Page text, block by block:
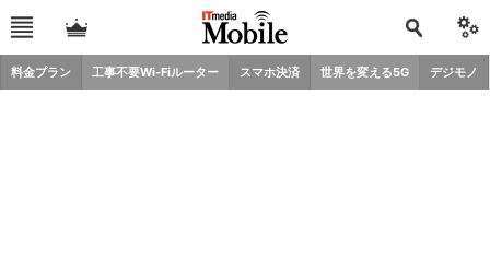
料金プラン 工事不要Wi-Fiルーター スマホ決済 世界を変える5G デジモノ